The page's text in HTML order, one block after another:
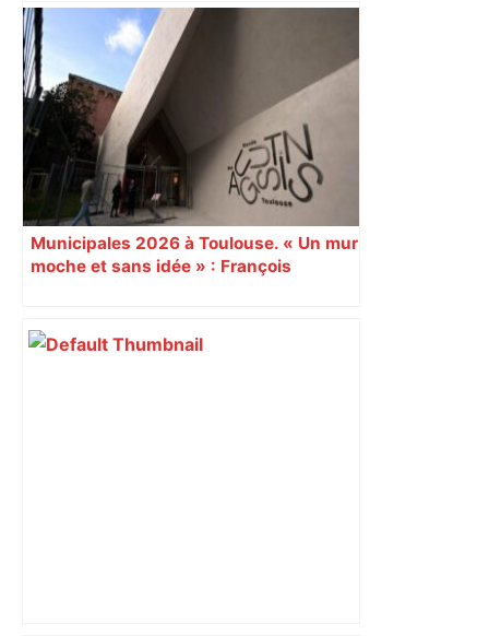
Municipales 2026 à Toulouse. « Un mur
moche et sans idée » : François
Augustins